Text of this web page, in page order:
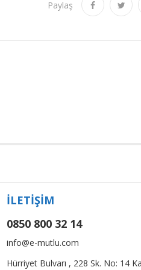
Paylaş
İLETİŞİM
0850 800 32 14
info@e-mutlu.com
Hürriyet Bulvarı , 228 Sk. No: 14